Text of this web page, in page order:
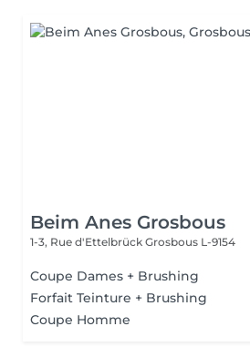
Beim Anes Grosbous
1-3, Rue d'Ettelbrück Grosbous L-9154
Coupe Dames + Brushing
Forfait Teinture + Brushing
Coupe Homme